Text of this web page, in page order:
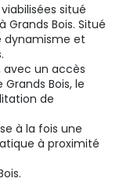
situé
Grands Bois. Situé
dynamisme et
avec un accès
Bois, le
de
à la fois une
à proximité